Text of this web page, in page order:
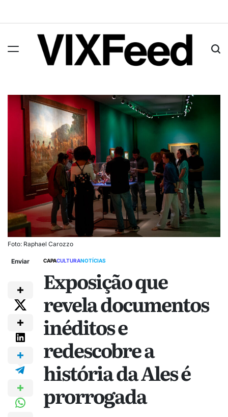
Foto: Raphael Carozzo
Enviar CAPACULTURANOTÍCIAS
Exposição que
revela documentos
inéditos e
redescobre a
história da Ales é
prorrogada